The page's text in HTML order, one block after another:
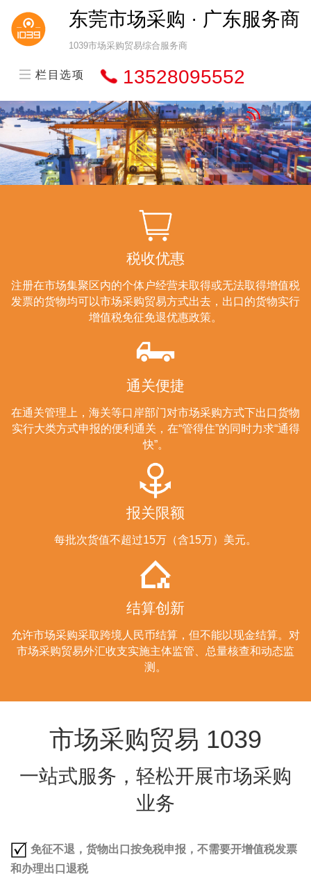
东莞市场采购 · 广东服务商
1039市场采购贸易综合服务商
栏目选项 13528095552
税收优惠
注册在市场集聚区内的个体户经营未取得或无法取得增值税
发票的货物均可以市场采购贸易方式出去，出口的货物实行
增值税免征免退优惠政策。
通关便捷
在通关管理上，海关等口岸部门对市场采购方式下出口货物
实行大类方式申报的便利通关，在“管得住”的同时力求“通得
快”。
报关限额
每批次货值不超过15万（含15万）美元。
结算创新
允许市场采购采取跨境人民币结算，但不能以现金结算。对
市场采购贸易外汇收支实施主体监管、总量核查和动态监
测。
市场采购贸易 1039
一站式服务，轻松开展市场采购
业务
免征不退，货物出口按免税申报，不需要开增值税发票
和办理出口退税